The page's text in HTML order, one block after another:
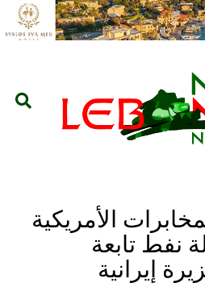
الأمريكية
نفط تابعة
إيرانية